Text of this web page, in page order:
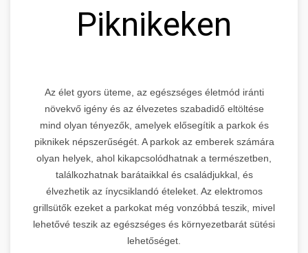
Piknikeken
Az élet gyors üteme, az egészséges életmód iránti
növekvő igény és az élvezetes szabadidő eltöltése
mind olyan tényezők, amelyek elősegítik a parkok és
piknikek népszerűségét. A parkok az emberek számára
olyan helyek, ahol kikapcsolódhatnak a természetben,
találkozhatnak barátaikkal és családjukkal, és
élvezhetik az ínycsiklandó ételeket. Az elektromos
grillsütők ezeket a parkokat még vonzóbbá teszik, mivel
lehetővé teszik az egészséges és környezetbarát sütési
lehetőséget.